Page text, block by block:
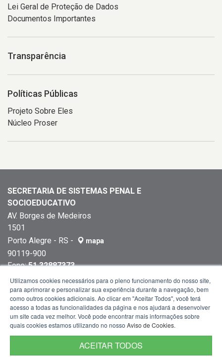
Lei Geral de Proteção de Dados
Documentos Importantes
Transparência
Políticas Públicas
Projeto Sobre Eles
Núcleo Proser
SECRETARIA DE SISTEMAS PENAL E
SOCIOEDUCATIVO
AV. Borges de Medeiros
1501
Porto Alegre - RS -
mapa
90119-900
Fone:51 32887373
Utilizamos cookies necessários para o pleno funcionamento do nosso site,
para aprimorar e personalizar sua experiência durante a navegação, bem
como outros cookies adicionais. Ao clicar em "Aceitar Todos", você terá
acesso a todas as funcionalidades da página e nos ajudará a desenvolver
um site cada vez melhor. Você pode encontrar mais informações sobre
quais cookies estamos utilizando no nosso Aviso de Cookies.
ACEITAR TODOS